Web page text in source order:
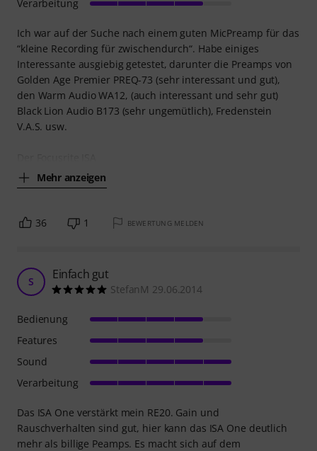
Ich war auf der Suche nach einem guten MicPreamp für das
“kleine Recording für zwischendurch“. Habe einiges
Interessante ausgiebig getestet, darunter die Preamps von
Golden Age Premier PREQ-73 (sehr interessant und gut),
den Warm Audio WA12, (auch interessant und sehr gut)
Black Lion Audio B173 (sehr ungemütlich), Fredenstein
V.A.S. usw.
Mehr anzeigen
Verarbeitung
36 1 BEWERTUNG MELDEN
S Einfach gut
StefanM 29.06.2014
Das ISA One verstärkt mein RE20. Gain und
Rauschverhalten sind gut, hier kann das ISA One deutlich
mehr als billige Peamps. Es macht sich auf dem
Bedienung
Features
Sound
Verarbeitung